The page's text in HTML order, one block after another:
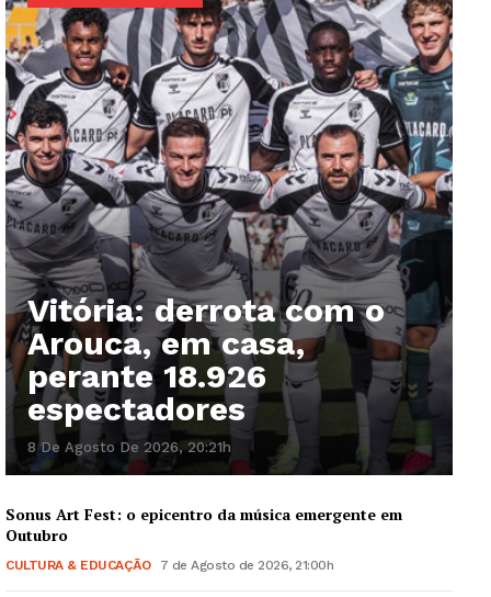
Vitória: derrota com o
Arouca, em casa,
perante 18.926
espectadores
8 De Agosto De 2026, 20:21h
Sonus Art Fest: o epicentro da música emergente em
Outubro
CULTURA & EDUCAÇÃO 7 de Agosto de 2026, 21:00h